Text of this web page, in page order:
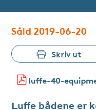
Såld 2019-06-20
Skriv ut
luffe-40-
Luffe bådene er